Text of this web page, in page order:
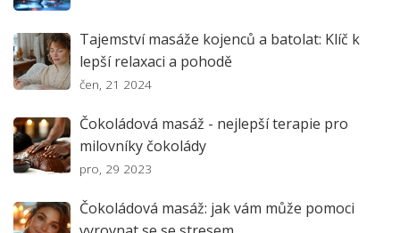
Tajemství masáže kojenců a batolat: Klíč k
lepší relaxaci a pohodě
čen, 21 2024
Čokoládová masáž - nejlepší terapie pro
milovníky čokolády
pro, 29 2023
Čokoládová masáž: jak vám může pomoci